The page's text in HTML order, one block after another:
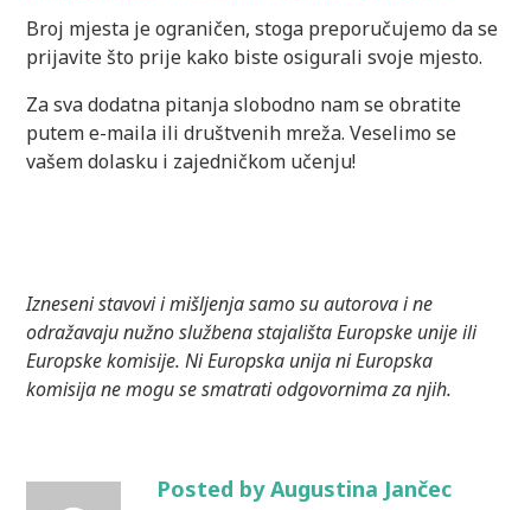
Broj mjesta je ograničen, stoga preporučujemo da se
prijavite što prije kako biste osigurali svoje mjesto.
Za sva dodatna pitanja slobodno nam se obratite
putem e-maila ili društvenih mreža. Veselimo se
vašem dolasku i zajedničkom učenju!
Izneseni stavovi i mišljenja samo su autorova i ne
odražavaju nužno službena stajališta Europske unije ili
Europske komisije. Ni Europska unija ni Europska
komisija ne mogu se smatrati odgovornima za njih.
Posted by Augustina Jančec